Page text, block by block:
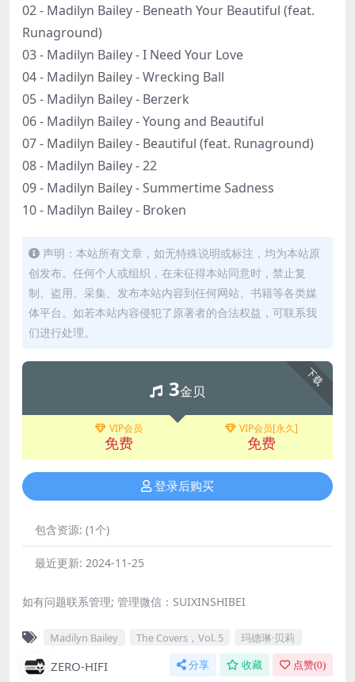
02 - Madilyn Bailey - Beneath Your Beautiful (feat.
Runaground)
03 - Madilyn Bailey - I Need Your Love
04 - Madilyn Bailey - Wrecking Ball
05 - Madilyn Bailey - Berzerk
06 - Madilyn Bailey - Young and Beautiful
07 - Madilyn Bailey - Beautiful (feat. Runaground)
08 - Madilyn Bailey - 22
09 - Madilyn Bailey - Summertime Sadness
10 - Madilyn Bailey - Broken
声明：本站所有文章，如无特殊说明或标注，均为本站原
创发布。任何个人或组织，在未征得本站同意时，禁止复
制、盗用、采集、发布本站内容到任何网站、书籍等各类媒
体平台。如若本站内容侵犯了原著者的合法权益，可联系我
们进行处理。
下载
3金贝
VIP会员
免费
VIP会员[永久]
免费
登录后购买
包含资源: (1个)
最近更新: 2024-11-25
如有问题联系管理; 管理微信：SUIXINSHIBEI
Madilyn Bailey The Covers，Vol. 5 玛德琳·贝莉
ZERO-HIFI 分享 收藏 点赞(0)